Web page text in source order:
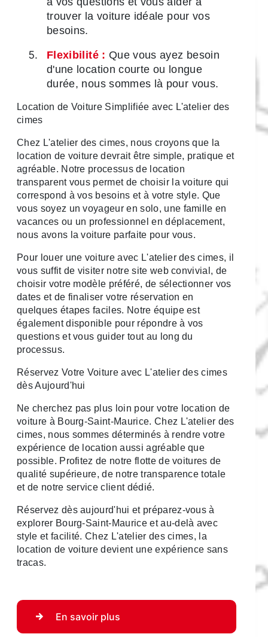
trouver la voiture idéale pour vos
besoins.
Flexibilité : Que vous ayez besoin
d'une location courte ou longue
durée, nous sommes là pour vous.
Location de Voiture Simplifiée avec L'atelier des
cimes
Chez L'atelier des cimes, nous croyons que la
location de voiture devrait être simple, pratique et
agréable. Notre processus de location
transparent vous permet de choisir la voiture qui
correspond à vos besoins et à votre style. Que
vous soyez un voyageur en solo, une famille en
vacances ou un professionnel en déplacement,
nous avons la voiture parfaite pour vous.
Pour louer une voiture avec L'atelier des cimes, il
vous suffit de visiter notre site web convivial, de
choisir votre modèle préféré, de sélectionner vos
dates et de finaliser votre réservation en
quelques étapes faciles. Notre équipe est
également disponible pour répondre à vos
questions et vous guider tout au long du
processus.
Réservez Votre Voiture avec L'atelier des cimes
dès Aujourd'hui
Ne cherchez pas plus loin pour votre location de
voiture à Bourg-Saint-Maurice. Chez L'atelier des
cimes, nous sommes déterminés à rendre votre
expérience de location aussi agréable que
possible. Profitez de notre flotte de voitures de
qualité supérieure, de notre transparence totale
et de notre service client dédié.
Réservez dès aujourd'hui et préparez-vous à
explorer Bourg-Saint-Maurice et au-delà avec
style et facilité. Chez L'atelier des cimes, la
location de voiture devient une expérience sans
tracas.
En savoir plus